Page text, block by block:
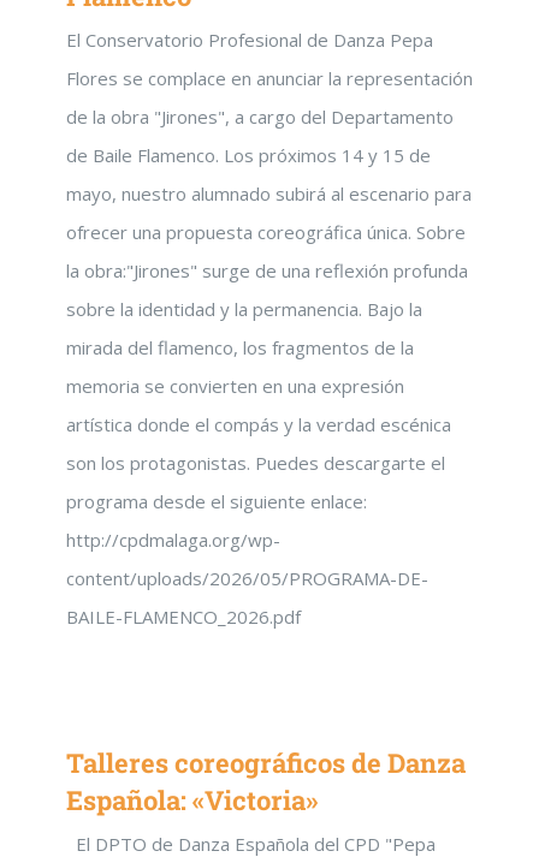
El Conservatorio Profesional de Danza Pepa
Flores se complace en anunciar la representación
de la obra "Jirones", a cargo del Departamento
de Baile Flamenco. Los próximos 14 y 15 de
mayo, nuestro alumnado subirá al escenario para
ofrecer una propuesta coreográfica única. Sobre
la obra:"Jirones" surge de una reflexión profunda
sobre la identidad y la permanencia. Bajo la
mirada del flamenco, los fragmentos de la
memoria se convierten en una expresión
artística donde el compás y la verdad escénica
son los protagonistas. Puedes descargarte el
programa desde el siguiente enlace:
http://cpdmalaga.org/wp-
content/uploads/2026/05/PROGRAMA-DE-
BAILE-FLAMENCO_2026.pdf
Talleres coreográficos de Danza
Española: «Victoria»
El DPTO de Danza Española del CPD "Pepa